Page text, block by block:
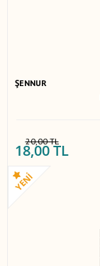
ŞENNUR
20,00 TL
18,00 TL